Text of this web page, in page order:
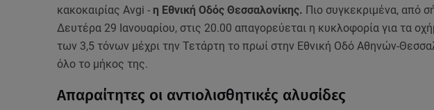
κακοκαιρίας Avgi - η Εθνική Οδός Θεσσαλονίκης. Πιο συγκεκριμένα, από
Δευτέρα 29 Ιανουαρίου, στις 20.00 απαγορεύεται η κυκλοφορία για τα
των 3,5 τόνων μέχρι την Τετάρτη το πρωί στην Εθνική Οδό Αθηνών-
όλο το μήκος της.
Απαραίτητες οι αντιολισθητικές αλυσίδες